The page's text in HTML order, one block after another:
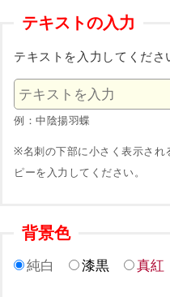
テキストの入力
テキストを入力してくださ
例：中陰揚羽蝶
※名刺の下部に小さく表示され
ピーを入力してください。
背景色
純白 漆黒 真紅